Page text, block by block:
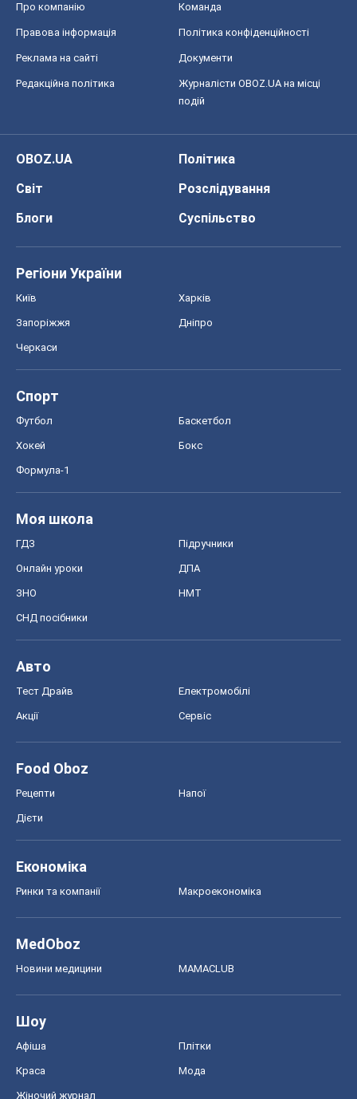
Про компанію Команда
Правова інформація Політика конфіденційності
Реклама на сайті Документи
Редакційна політика
Журналісти OBOZ.UA на місці
подій
OBOZ.UA
Політика
Світ
Розслідування
Блоги
Суспільство
Регіони України
Київ Харків
Запоріжжя Дніпро
Черкаси
Спорт
Футбол Баскетбол
Хокей Бокс
Формула-1
Моя школа
ГДЗ Підручники
Онлайн уроки ДПА
ЗНО НМТ
СНД посібники
Авто
Тест Драйв Електромобілі
Акції Сервіс
Food Oboz
Рецепти Напої
Дієти
Економіка
Ринки та компанії Макроекономіка
MedOboz
Новини медицини MAMACLUB
Шоу
Афіша Плітки
Краса Мода
Жіночий журнал